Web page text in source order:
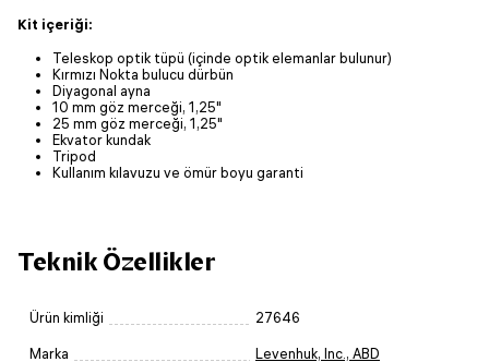
Kit içeriği:
Teleskop optik tüpü (içinde optik elemanlar bulunur)
Kırmızı Nokta bulucu dürbün
Diyagonal ayna
10 mm göz merceği, 1,25"
25 mm göz merceği, 1,25"
Ekvator kundak
Tripod
Kullanım kılavuzu ve ömür boyu garanti
Teknik Özellikler
Ürün kimliği 27646
Marka Levenhuk, Inc., ABD